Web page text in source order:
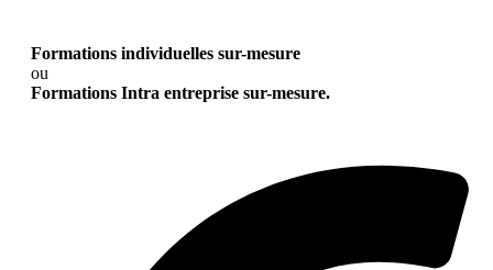
Formations individuelles sur-mesure
ou
Formations Intra entreprise sur-mesure.